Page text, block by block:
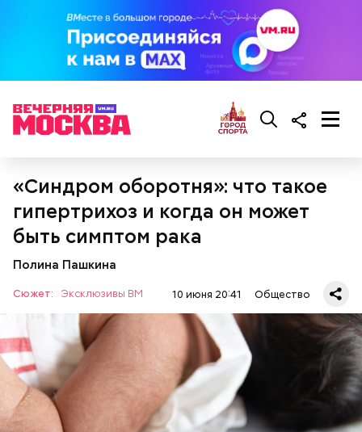
«Синдром оборотня»: что такое
гипертрихоз и когда он может
быть симптом рака
Полина Пашкина
Сюжет: Эксклюзивы ВМ 10 июня 20:41 Общество